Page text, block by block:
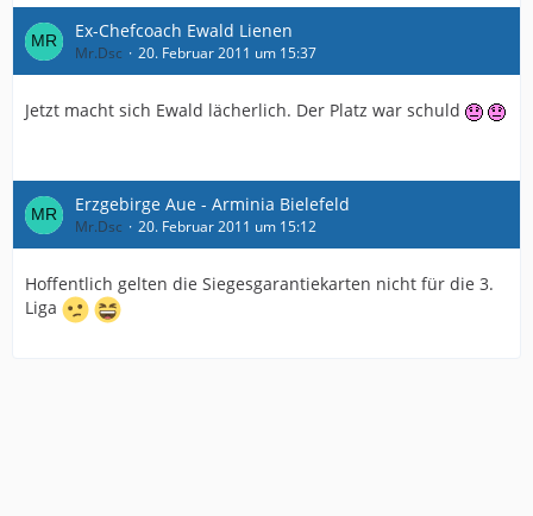
Ex-Chefcoach Ewald Lienen
Mr.Dsc 20. Februar 2011 um 15:37
Jetzt macht sich Ewald lächerlich. Der Platz war schuld
Erzgebirge Aue - Arminia Bielefeld
Mr.Dsc 20. Februar 2011 um 15:12
Hoffentlich gelten die Siegesgarantiekarten nicht für die 3.
Liga